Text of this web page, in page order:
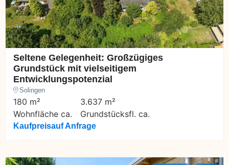
Seltene Gelegenheit: Großzügiges
Grundstück mit vielseitigem
Entwicklungspotenzial
Solingen
180 m²
Wohnfläche ca.
3.637 m²
Grundstücksfl. ca.
Kaufpreisauf Anfrage